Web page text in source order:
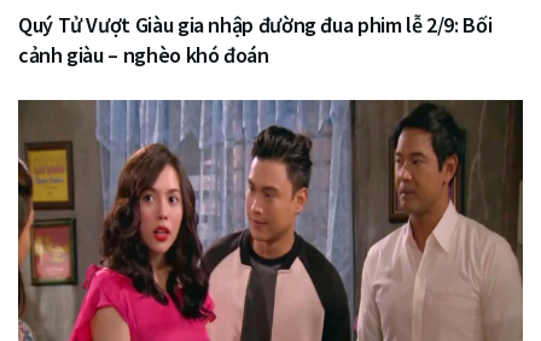
Quý Tử Vượt Giàu gia nhập đường đua phim lễ 2/9: Bối
cảnh giàu – nghèo khó đoán